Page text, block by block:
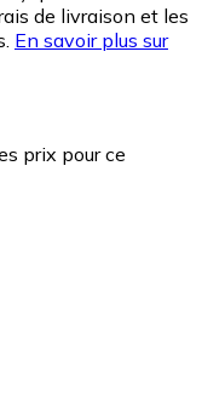
de livraison et les
En savoir plus sur
prix pour ce